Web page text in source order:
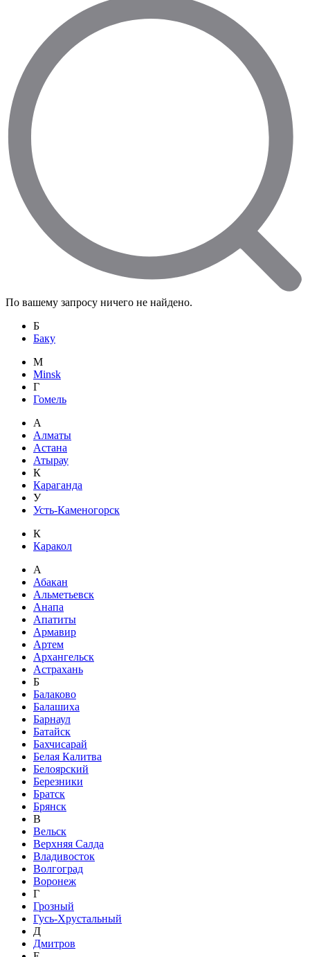
По вашему запросу ничего не найдено.
Б
Баку
M
Minsk
Г
Гомель
А
Алматы
Астана
Атырау
К
Караганда
У
Усть-Каменогорск
К
Каракол
А
Абакан
Альметьевск
Анапа
Апатиты
Армавир
Артем
Архангельск
Астрахань
Б
Балаково
Балашиха
Барнаул
Батайск
Бахчисарай
Белая Калитва
Белоярский
Березники
Братск
Брянск
В
Вельск
Верхняя Салда
Владивосток
Волгоград
Воронеж
Г
Грозный
Гусь-Хрустальный
Д
Дмитров